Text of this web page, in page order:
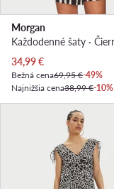
Morgan
Aktuálna cena
34,99€
Bežná cena69,95 €-49%
Najnižšia cena38,99 €-10%